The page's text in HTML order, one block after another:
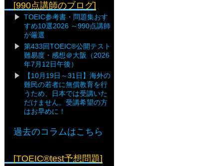
[990点講師のブログ]
TOEIC参考書・問題集おす
すめ10選2026 ～990点講師
が厳選
第433回TOEIC®公開テスト
難易度・感想＠大阪（2026
年7月12日午後）
【10月19日～31日】海外の
難民の若者に無償教育を行
うため、日本では受講いた
だけません。受講希望の方
はお早めに！
過去のコラムはこちら
[TOEIC®test予想問題]